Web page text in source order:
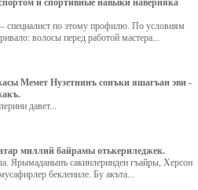
и спортивные навыки наверняка
по этому профилю. По условиям
волосы перед работой мастера...
Мемет Нузетнинъ сонъки яшагъан эви -
давет...
миллий байрамы отькериледжек.
Ярымаданынъ сакинлеринден гъайры, Херсон
беклениле. Бу акъта...